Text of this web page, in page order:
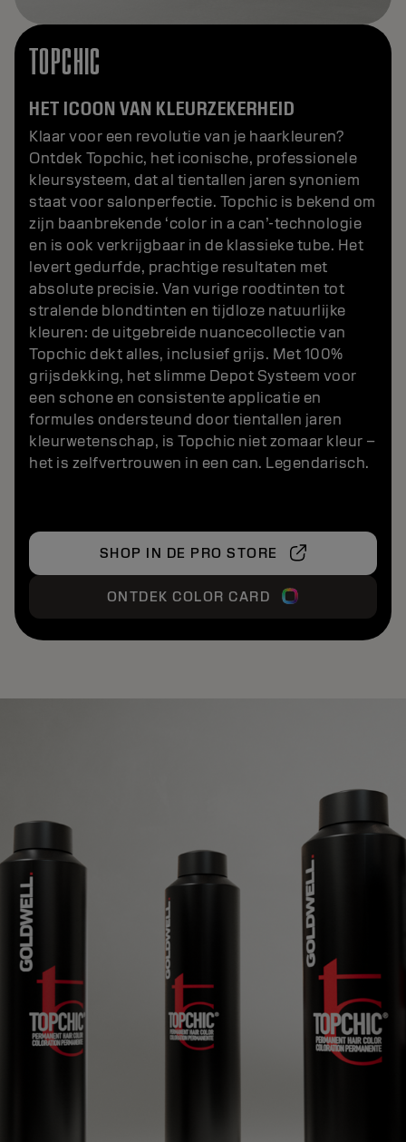
TOPCHIC
HET ICOON VAN KLEURZEKERHEID
Klaar voor een revolutie van je haarkleuren?
Ontdek Topchic, het iconische, professionele
kleursysteem, dat al tientallen jaren synoniem
staat voor salonperfectie. Topchic is bekend om
zijn baanbrekende ‘color in a can’-technologie
en is ook verkrijgbaar in de klassieke tube. Het
levert gedurfde, prachtige resultaten met
absolute precisie. Van vurige roodtinten tot
stralende blondtinten en tijdloze natuurlijke
kleuren: de uitgebreide nuancecollectie van
Topchic dekt alles, inclusief grijs. Met 100%
grijsdekking, het slimme Depot Systeem voor
een schone en consistente applicatie en
formules ondersteund door tientallen jaren
kleurwetenschap, is Topchic niet zomaar kleur –
het is zelfvertrouwen in een can. Legendarisch.
SHOP IN DE PRO STORE
ONTDEK COLOR CARD